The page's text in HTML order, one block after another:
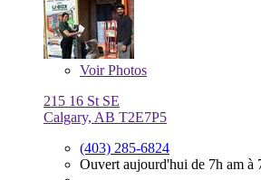
VoirPhotos
215 16 St SE
Calgary, AB T2E7P5
(403) 285-6824
Ouvert aujourd'hui de 7h am à